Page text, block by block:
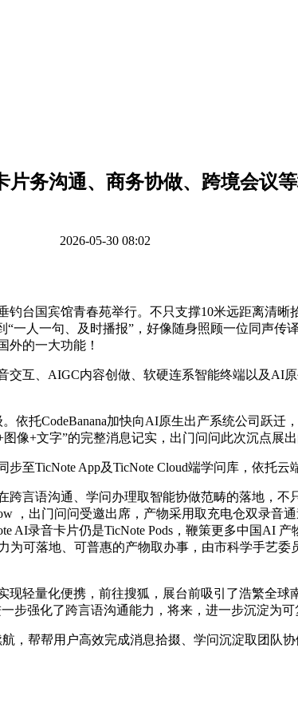
片务沟通、商务协做、跨境会议
2026-05-30 08:02
国宾馆青春苑举行。不只支撑10米远距离清晰
人一句、及时播报”，好像随身照顾一位同声传
外的一大功能！
、AIGC内容创做、软硬连系智能终端以及AI
托CodeBanana加快向AI原生出产系统公司跃迁
像+文字”的完整消息记实，出门问问此次沉点展出
TicNote App及TicNote Cloud端学问库，依托云
语沟通、学问办理取智能协做范畴的落地，不
，出门问问受邀出席，产物采用取充电仓双录音
AI录音卡片仍是TicNote Pods，鞭策更多中国AI
可落地、可普惠的产物取办事，由市科学手艺
量化便携，前往搜狐，展台前吸引了浩繁全球
步强化了跨言语沟通能力，将来，进一步沉淀为
帮帮用户高效完成消息拾掇、学问沉淀取团队